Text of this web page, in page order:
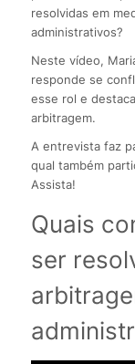
resolvidas em
administrativos?
Neste vídeo,
responde se
esse rol e
arbitragem.
A entrevista faz
qual também
Assista!
Quais
ser